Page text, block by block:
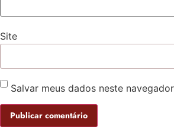
Site
Salvar meus dados neste